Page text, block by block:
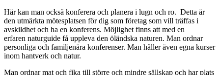
Här kan man också konferera och planera i lugn och ro. Detta är
den utmärkta mötesplatsen för dig som företag som vill träffas i
avskildhet och ha en konferens. Möjlighet finns att med en
erfaren naturguide få uppleva den öländska naturen. Man ordnar
personliga och familjenära konferenser. Man håller även egna kurser
inom hantverk och natur.
Man ordnar mat och fika till större och mindre sällskap och har plats